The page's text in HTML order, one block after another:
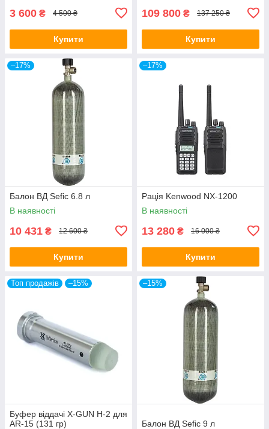
3 600 ₴ 4 500 ₴
Купити
109 800 ₴ 137 250 ₴
Купити
–17%
Балон ВД Sefic 6.8 л
В наявності
10 431 ₴ 12 600 ₴
Купити
–17%
Рація Kenwood NX-1200
В наявності
13 280 ₴ 16 000 ₴
Купити
Топ продажів –15%
Буфер віддачі X-GUN H-2 для
AR-15 (131 гр)
–15%
Балон ВД Sefic 9 л